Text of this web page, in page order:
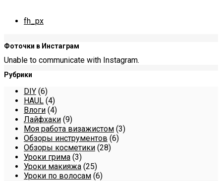
fh_px
Фоточки в Инстаграм
Unable to communicate with Instagram.
Рубрики
DIY (6)
HAUL (4)
Влоги (4)
Лайфхаки (9)
Моя работа визажистом (3)
Обзоры инструментов (6)
Обзоры косметики (28)
Уроки грима (3)
Уроки макияжа (25)
Уроки по волосам (6)